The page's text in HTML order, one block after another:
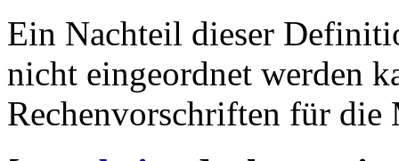
Ein Nachteil dieser
nicht eingeordnet werden
Rechenvorschriften für die